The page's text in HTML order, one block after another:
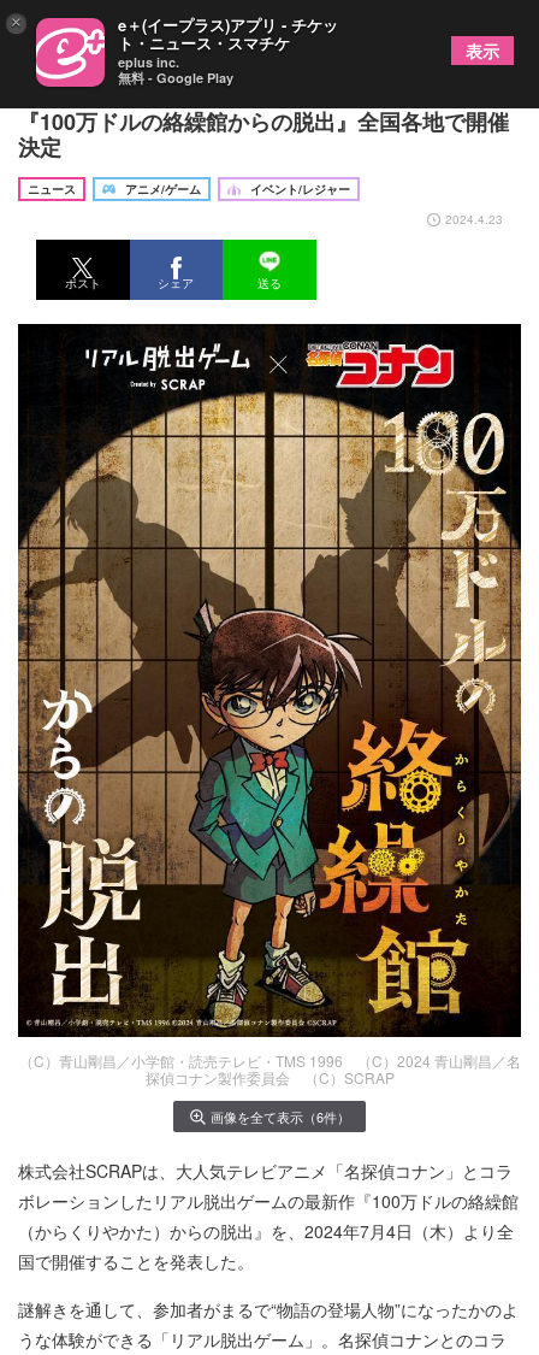
リアル脱出ゲーム×名探偵コナンシリーズ最新作
『100万ドルの絡繰館からの脱出』全国各地で開催
決定
ニュース アニメ/ゲーム
イベント/レジャー
2024.4.23
ポスト シェア 送る
（C）青山剛昌／小学館・読売テレビ・TMS 1996 （C）2024 青山剛昌／名
探偵コナン製作委員会 （C）SCRAP
画像を全て表示（6件）
株式会社SCRAPは、大人気テレビアニメ「名探偵コナン」とコラ
ボレーションしたリアル脱出ゲームの最新作『100万ドルの絡繰館
（からくりやかた）からの脱出』を、2024年7月4日（木）より全
国で開催することを発表した。
謎解きを通して、参加者がまるで“物語の登場人物”になったかのよ
うな体験ができる「リアル脱出ゲーム」。名探偵コナンとのコラ
× e＋(イープラス)アプリ - チケッ
ト・ニュース・スマチケ
eplus inc.
無料 - Google Play
表示